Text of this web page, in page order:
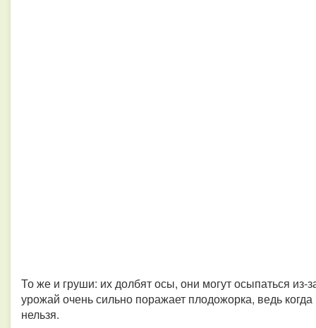
То же и груши: их долбят осы, они могут осыпаться из-
урожай очень сильно поражает плодожорка, ведь
нельзя.